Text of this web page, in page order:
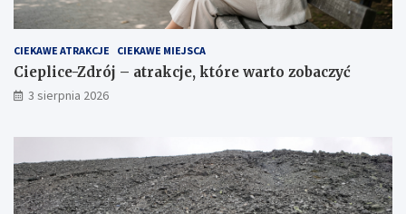
CIEKAWE ATRAKCJE CIEKAWE MIEJSCA
Cieplice-Zdrój – atrakcje, które warto zobaczyć
3 sierpnia 2026